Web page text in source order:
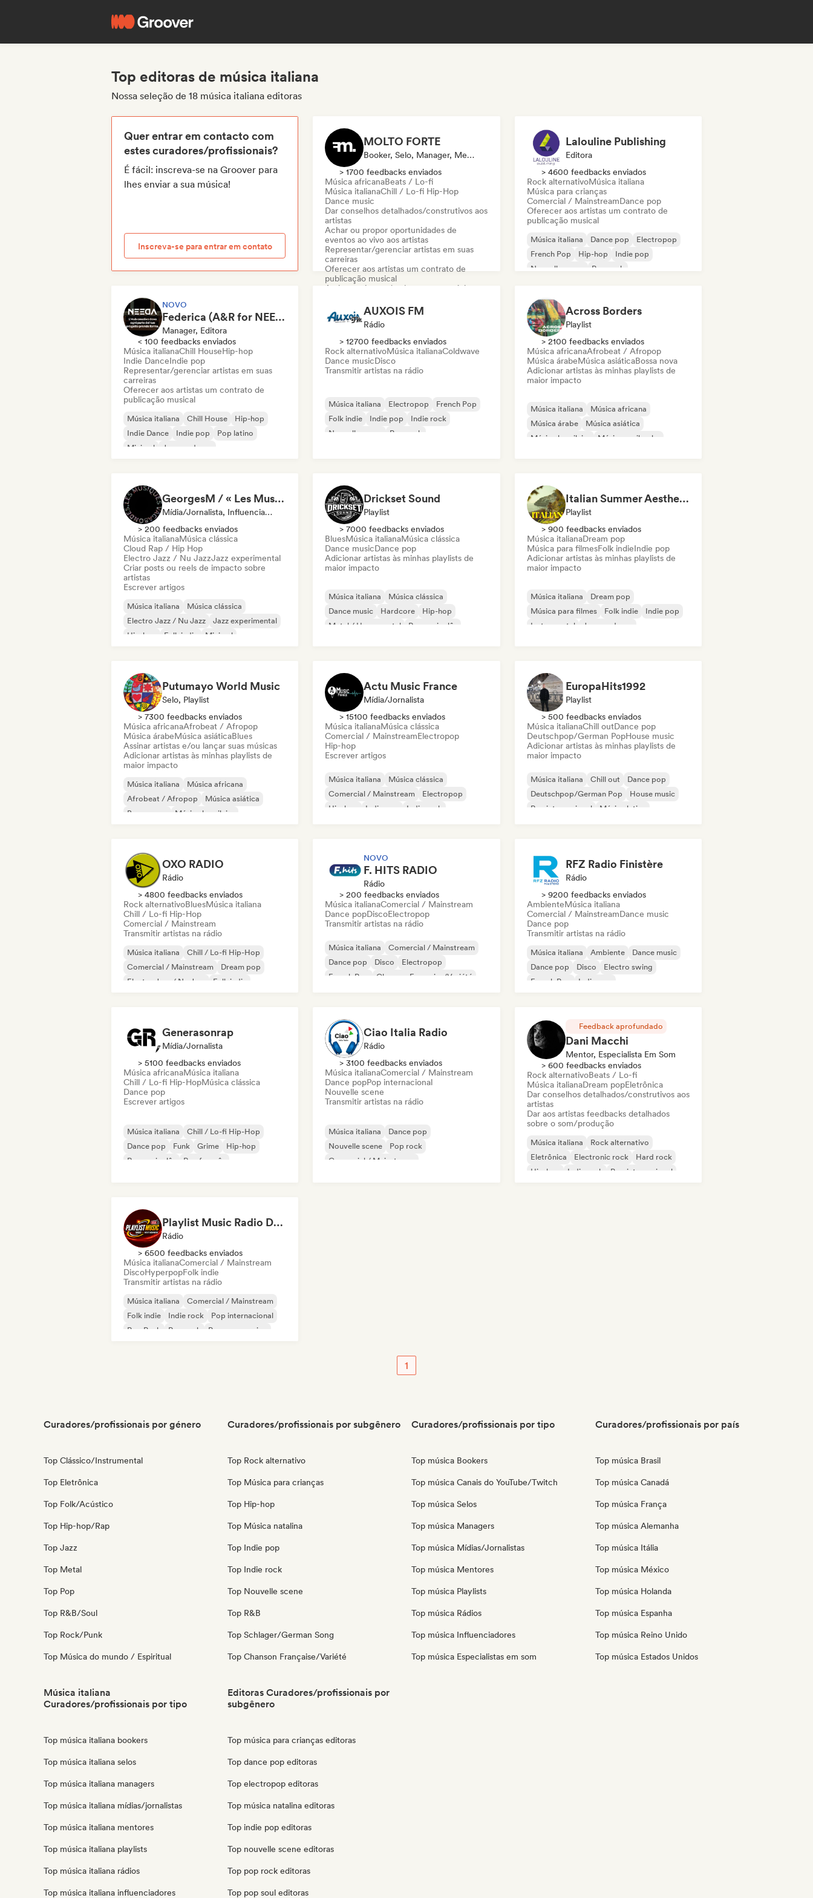
Top editoras de música italiana
Nossa seleção de 18 música italiana editoras
Quer entrar em contacto com
estes curadores/profissionais?
É fácil: inscreva-se na Groover para
lhes enviar a sua música!
Inscreva-se para entrar em contato
MOLTO FORTE
Booker, Selo, Manager, Mentor, Editora
> 1700 feedbacks enviados
Música africanaBeats / Lo-fi
Música italianaChill / Lo-fi Hip-Hop
Dance music
Dar conselhos detalhados/construtivos aos
artistas
Achar ou propor oportunidades de
eventos ao vivo aos artistas
Representar/gerenciar artistas em suas
carreiras
Oferecer aos artistas um contrato de
publicação musical
Assinar artistas e/ou lançar suas músicas
Música italiana
Chill / Lo-fi Hip-Hop
Dance music
Dance pop
Indie pop Rap/Trap Italiano
Lalouline Publishing
Editora
> 4600 feedbacks enviados
Rock alternativoMúsica italiana
Música para crianças
Comercial / MainstreamDance pop
Oferecer aos artistas um contrato de
publicação musical
Música italiana Dance pop
Electropop
French Pop
Hip-hop
Indie pop
Nouvelle scene
Pop rock
NOVO
Federica (A&R for NEEDA Music Group)
Manager, Editora
< 100 feedbacks enviados
Música italianaChill HouseHip-hop
Indie DanceIndie pop
Representar/gerenciar artistas em suas
carreiras
Oferecer aos artistas um contrato de
publicação musical
Música italiana Chill House
Hip-hop
Indie Dance
Indie pop
Pop latino
Minimal
Jazz moderno
AUXOIS FM
Rádio
> 12700 feedbacks enviados
Rock alternativoMúsica italianaColdwave
Dance musicDisco
Transmitir artistas na rádio
Música italiana Electropop
French Pop
Folk indie
Indie pop
Indie rock
Nouvelle scene
Pop rock
Across Borders
Playlist
> 2100 feedbacks enviados
Música africanaAfrobeat / Afropop
Música árabeMúsica asiáticaBossa nova
Adicionar artistas às minhas playlists de
maior impacto
Música italiana
Música africana
Música árabe
Música asiática
Música brasileira
Música caribenha
GeorgesM / « Les Musiques Vagabondes » - Content Creator
Mídia/Jornalista, Influenciador
> 200 feedbacks enviados
Música italianaMúsica clássica
Cloud Rap / Hip Hop
Electro Jazz / Nu JazzJazz experimental
Criar posts ou reels de impacto sobre
artistas
Escrever artigos
Música italiana
Música clássica
Electro Jazz / Nu Jazz
Jazz experimental
Hip-hop
Folk indie
Minimal
Drickset Sound
Playlist
> 7000 feedbacks enviados
BluesMúsica italianaMúsica clássica
Dance musicDance pop
Adicionar artistas às minhas playlists de
maior impacto
Música italiana
Música clássica
Dance music
Hardcore
Hip-hop
Metal / Heavy metal
Rap em inglês
Italian Summer Aesthetic
Playlist
> 900 feedbacks enviados
Música italianaDream pop
Música para filmesFolk indieIndie pop
Adicionar artistas às minhas playlists de
maior impacto
Música italiana
Dream pop
Música para filmes
Folk indie
Indie pop
Instrumental
Jazz moderno
Putumayo World Music
Selo, Playlist
> 7300 feedbacks enviados
Música africanaAfrobeat / Afropop
Música árabeMúsica asiáticaBlues
Assinar artistas e/ou lançar suas músicas
Adicionar artistas às minhas playlists de
maior impacto
Música italiana
Música africana
Afrobeat / Afropop
Música asiática
Bossa nova
Música brasileira
Actu Music France
Mídia/Jornalista
> 15100 feedbacks enviados
Música italianaMúsica clássica
Comercial / MainstreamElectropop
Hip-hop
Escrever artigos
Música italiana
Música clássica
Comercial / Mainstream
Electropop
Hip-hop
Indie pop
Indie rock
EuropaHits1992
Playlist
> 500 feedbacks enviados
Música italianaChill outDance pop
Deutschpop/German PopHouse music
Adicionar artistas às minhas playlists de
maior impacto
Música italiana Chill out
Dance pop
Deutschpop/German Pop
House music
Rap internacional
Música latina
OXO RADIO
Rádio
> 4800 feedbacks enviados
Rock alternativoBluesMúsica italiana
Chill / Lo-fi Hip-Hop
Comercial / Mainstream
Transmitir artistas na rádio
Música italiana
Chill / Lo-fi Hip-Hop
Comercial / Mainstream
Dream pop
Electro Jazz / Nu Jazz
Folk indie
NOVO
F. HITS RADIO
Rádio
> 200 feedbacks enviados
Música italianaComercial / Mainstream
Dance popDiscoElectropop
Transmitir artistas na rádio
Música italiana
Comercial / Mainstream
Dance pop
Disco
Electropop
French Pop
Chanson Française/Variété
RFZ Radio Finistère
Rádio
> 9200 feedbacks enviados
AmbienteMúsica italiana
Comercial / MainstreamDance music
Dance pop
Transmitir artistas na rádio
Música italiana Ambiente
Dance music
Dance pop
Disco
Electro swing
French Pop
Indie pop
Generasonrap
Mídia/Jornalista
> 5100 feedbacks enviados
Música africanaMúsica italiana
Chill / Lo-fi Hip-HopMúsica clássica
Dance pop
Escrever artigos
Música italiana
Chill / Lo-fi Hip-Hop
Dance pop
Funk Grime
Hip-hop
Rap em inglês
Rap francês
Ciao Italia Radio
Rádio
> 3100 feedbacks enviados
Música italianaComercial / Mainstream
Dance popPop internacional
Nouvelle scene
Transmitir artistas na rádio
Música italiana
Dance pop
Nouvelle scene
Pop rock
Comercial / Mainstream
Feedback aprofundado
Dani Macchi
Mentor, Especialista Em Som
> 600 feedbacks enviados
Rock alternativoBeats / Lo-fi
Música italianaDream popEletrônica
Dar conselhos detalhados/construtivos aos
artistas
Dar aos artistas feedbacks detalhados
sobre o som/produção
Música italiana
Rock alternativo
Eletrônica
Electronic rock
Hard rock
Hip-hop
Indie rock Pop internacional
Playlist Music Radio DAB +
Rádio
> 6500 feedbacks enviados
Música italianaComercial / Mainstream
DiscoHyperpopFolk indie
Transmitir artistas na rádio
Música italiana
Comercial / Mainstream
Folk indie
Indie rock
Pop internacional
Pop Punk
Pop rock Pop progressivo
1
Curadores/profissionais por género
Top Clássico/Instrumental
Top Eletrônica
Top Folk/Acústico
Top Hip-hop/Rap
Top Jazz
Top Metal
Top Pop
Top R&B/Soul
Top Rock/Punk
Top Música do mundo / Espiritual
Curadores/profissionais por subgênero
Top Rock alternativo
Top Música para crianças
Top Hip-hop
Top Música natalina
Top Indie pop
Top Indie rock
Top Nouvelle scene
Top R&B
Top Schlager/German Song
Top Chanson Française/Variété
Curadores/profissionais por tipo
Top música Bookers
Top música Canais do YouTube/Twitch
Top música Selos
Top música Managers
Top música Mídias/Jornalistas
Top música Mentores
Top música Playlists
Top música Rádios
Top música Influenciadores
Top música Especialistas em som
Curadores/profissionais por país
Top música Brasil
Top música Canadá
Top música França
Top música Alemanha
Top música Itália
Top música México
Top música Holanda
Top música Espanha
Top música Reino Unido
Top música Estados Unidos
Música italiana
Curadores/profissionais por tipo
Top música italiana bookers
Top música italiana selos
Top música italiana managers
Top música italiana mídias/jornalistas
Top música italiana mentores
Top música italiana playlists
Top música italiana rádios
Top música italiana influenciadores
Editoras Curadores/profissionais por
subgênero
Top música para crianças editoras
Top dance pop editoras
Top electropop editoras
Top música natalina editoras
Top indie pop editoras
Top nouvelle scene editoras
Top pop rock editoras
Top pop soul editoras